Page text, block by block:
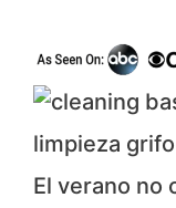
limpieza
El verano no